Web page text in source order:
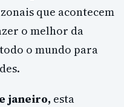
que acontecem
o melhor da
o mundo para
janeiro, esta